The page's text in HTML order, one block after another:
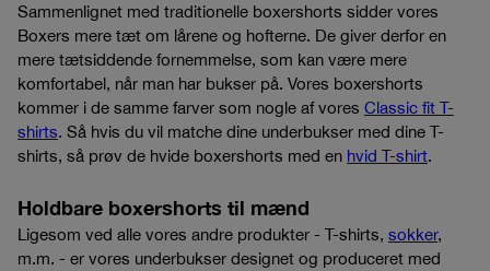
Sammenlignet med traditionelle boxershorts sidder vores
Boxers mere tæt om lårene og hofterne. De giver derfor en
mere tætsiddende fornemmelse, som kan være mere
komfortabel, når man har bukser på. Vores boxershorts
kommer i de samme farver som nogle af vores Classic fit T-
shirts. Så hvis du vil matche dine underbukser med dine T-
shirts, så prøv de hvide boxershorts med en hvid T-shirt.
Holdbare boxershorts til mænd
Ligesom ved alle vores andre produkter - T-shirts, sokker,
m.m. - er vores underbukser designet og produceret med